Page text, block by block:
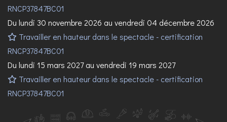
RNCP37847BC01
Du lundi 30 novembre 2026 au vendredi 04 décembre 2026
Travailler en hauteur dans le spectacle - certification
RNCP37847BC01
Du lundi 15 mars 2027 au vendredi 19 mars 2027
Travailler en hauteur dans le spectacle - certification
RNCP37847BC01